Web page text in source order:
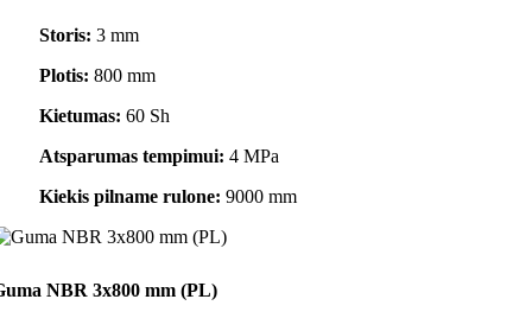
Storis: 3 mm
Plotis: 800 mm
Kietumas: 60 Sh
Atsparumas tempimui: 4 MPa
Kiekis pilname rulone: 9000 mm
NBR 3x800 mm (PL)